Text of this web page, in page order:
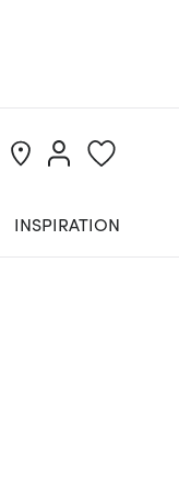
INSPIRATION